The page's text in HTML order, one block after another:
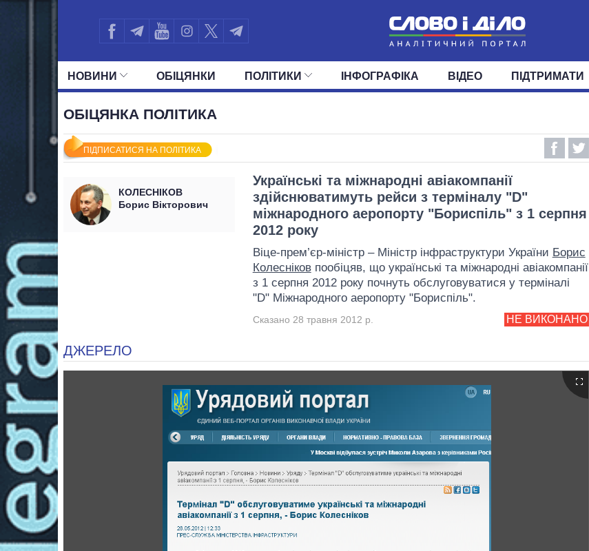
НОВИНИ
СВІТ
ОБIЦЯНКИ ПОЛIТИКИ
ОКРУГИ
ІНФОГРАФІКА ВІДЕО ПІДТРИМАТИ
ОБІЦЯНКА ПОЛІТИКА
ПІДПИСАТИСЯ НА ПОЛІТИКА
КОЛЕСНІКОВ
Борис Вікторович
Українські та міжнародні авіакомпанії
здійснюватимуть рейси з терміналу "D"
міжнародного аеропорту "Бориспіль" з 1 серпня
2012 року
Віце-прем’єр-міністр – Міністр інфраструктури України Борис
Колесніковпообіцяв, що українські та міжнародні авіакомпанії
з 1 серпня 2012 року почнуть обслуговуватися у терміналі
"D" Міжнародного аеропорту "Бориспіль".
НЕ ВИКОНАНО
Сказано 28 травня 2012 р.
ДЖЕРЕЛО